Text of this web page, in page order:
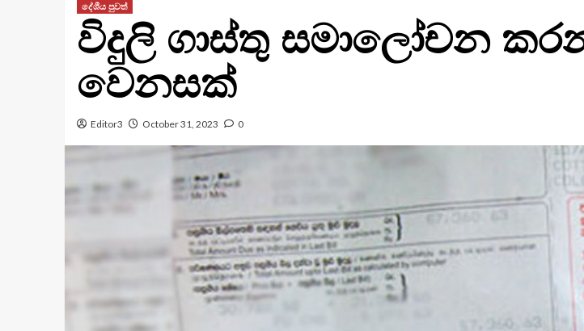
දේශීය පුවත්
විදුලි ගාස්තු සමාලෝචන
වෙනසක්
Editor3 October 31, 2023 0